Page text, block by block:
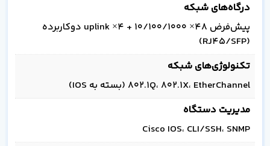
درگاه‌های شبکه
پیش‌فرض 48× 10/100/1000 + 4× uplink دوکاربرده
(RJ45/SFP)
تکنولوژی‌های شبکه
802.1Q، 802.1X، EtherChannel (بسته به IOS)
مدیریت دستگاه
Cisco IOS، CLI/SSH، SNMP